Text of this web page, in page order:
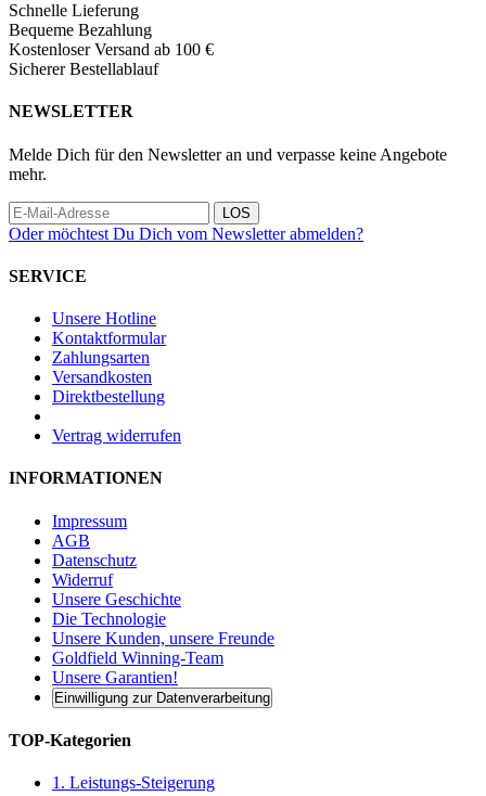
Schnelle Lieferung
Bequeme Bezahlung
Kostenloser Versand ab 100 €
Sicherer Bestellablauf
NEWSLETTER
Melde Dich für den Newsletter an und verpasse keine Angebote
mehr.
LOS
Oder möchtest Du Dich vom Newsletter abmelden?
SERVICE
Unsere Hotline
Kontaktformular
Zahlungsarten
Versandkosten
Direktbestellung
Vertrag widerrufen
INFORMATIONEN
Impressum
AGB
Datenschutz
Widerruf
Unsere Geschichte
Die Technologie
Unsere Kunden, unsere Freunde
Goldfield Winning-Team
Unsere Garantien!
Einwilligung zur Datenverarbeitung
TOP-Kategorien
1. Leistungs-Steigerung